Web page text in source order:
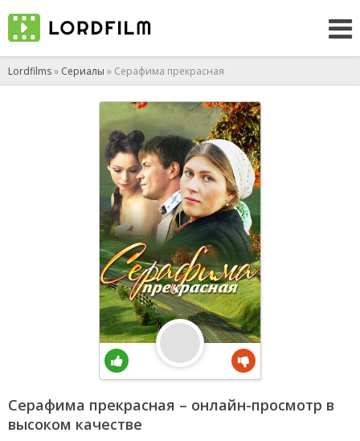
Lordfilms» Сериалы » Серафима прекрасная
Серафима прекрасная – онлайн-просмотр в
высоком качестве